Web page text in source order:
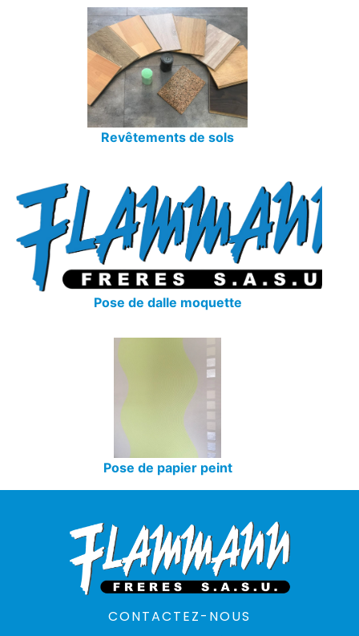
Revêtements de sols
Pose de dalle moquette
Pose de papier peint
CONTACTEZ-NOUS